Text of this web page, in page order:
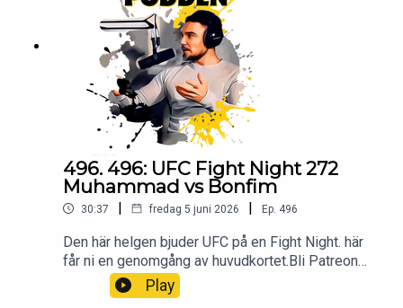
och vill höras i mmapodden? Maila oss på
mmapodden@gmail.comInstagram:
@mmapodden
@Pauldelvalle twitter: @pauldelvalle
MMA-
Podden Facebook Youtube Lyssna på Öppet
sinne Spotify iTunes Youtube
496. 496: UFC Fight Night 272
Muhammad vs Bonfim
30:37 | fredag 5 juni 2026 | Ep. 496
Den här helgen bjuder UFC på en Fight Night. här
får ni en genomgång av huvudkortet.Bli Patreon
och lyssna på podden utan stimreklam, och få
tillgång till exklusiva avsnitt MMA-Podden
Play